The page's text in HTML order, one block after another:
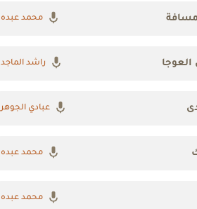
محمد عبده
راشد الماجد
عبادي الجوهر
محمد عبده
محمد عبده